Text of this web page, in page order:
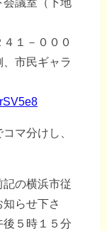
会議室（下地
１－０００
市民ギャラ
マ分けし、
の横浜市従
らせ下さ
５時１５分